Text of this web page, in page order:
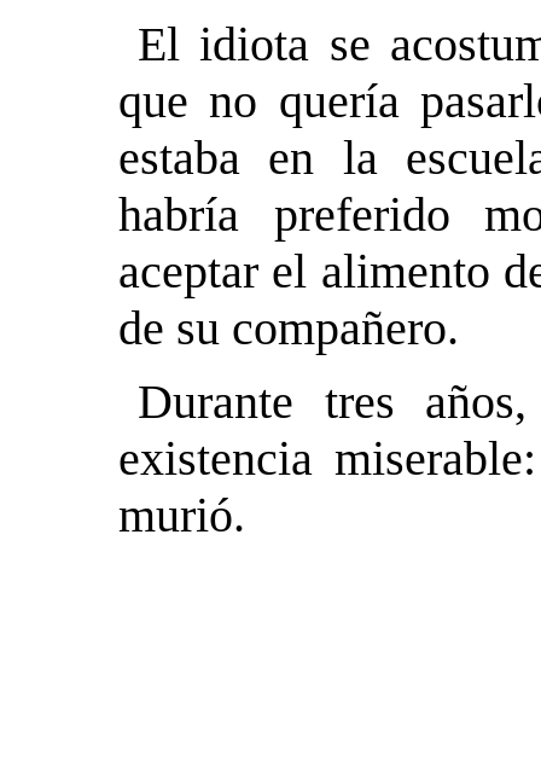
El idiota se
que no quería
estaba en la
habría preferido
aceptar el alimento
de su compañero.
Durante tres
existencia
murió.